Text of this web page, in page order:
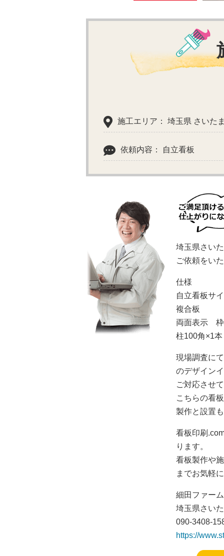
施工エリア： 埼玉県 さいた
依頼内容： 自立看板
埼玉県さい
ご依頼をい
仕様
自立看板サ
複合板
両面表示 枠
柱100角×1
現場調査に
のデザイン
ご対応させ
こちらの看
製作と設置
看板印刷
ります。
看板製作や
までお気軽
細田ファーム
埼玉県さい
090-3408-
https://